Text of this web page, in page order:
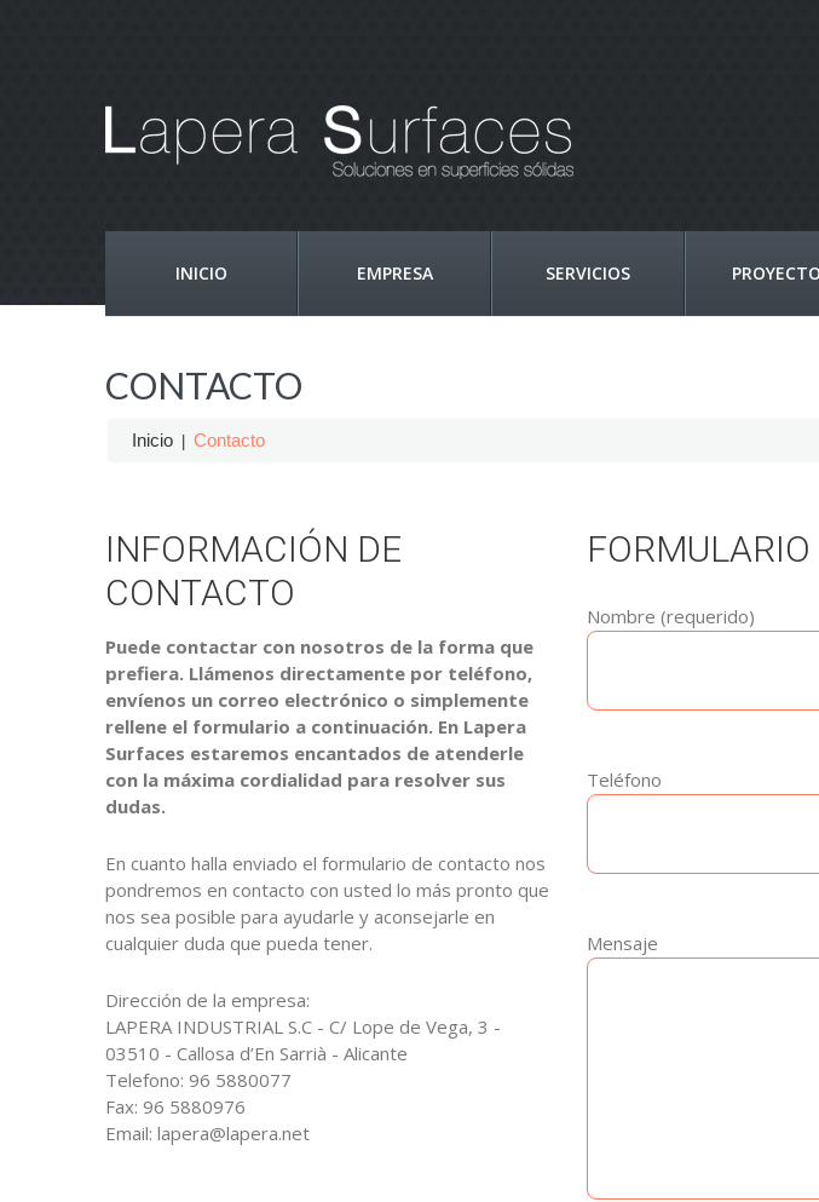
INICIO EMPRESA SERVICIOS
CONTACTO
Inicio Contacto
INFORMACIÓN DE
CONTACTO
Puede contactar con nosotros de la forma que
prefiera. Llámenos directamente por teléfono,
envíenos un correo electrónico o simplemente
rellene el formulario a continuación. En Lapera
Surfaces estaremos encantados de atenderle
con la máxima cordialidad para resolver sus
dudas.
En cuanto halla enviado el formulario de contacto nos
pondremos en contacto con usted lo más pronto que
nos sea posible para ayudarle y aconsejarle en
cualquier duda que pueda tener.
Dirección de la empresa:
LAPERA INDUSTRIAL S.C - C/ Lope de Vega, 3 -
03510 - Callosa d’En Sarrià - Alicante
Telefono: 96 5880077
Fax: 96 5880976
Email: lapera@lapera.net
Nombre (requerido)
Teléfono
Mensaje